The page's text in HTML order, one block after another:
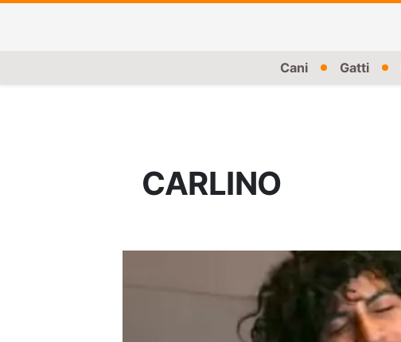
Cani Gatti
CARLINO